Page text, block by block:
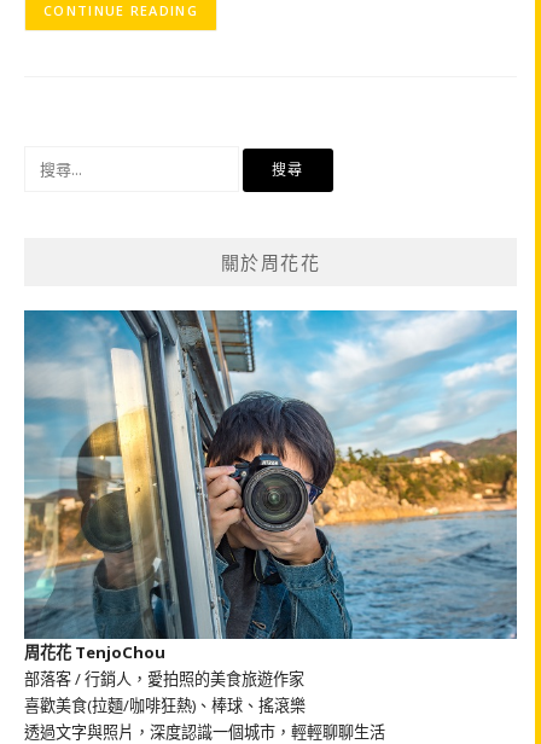
CONTINUE READING
關於周花花
周花花 TenjoChou
部落客 / 行銷人，愛拍照的美食旅遊作家
喜歡美食(拉麵/咖啡狂熱)、棒球、搖滾樂
透過文字與照片，深度認識一個城市，輕輕聊聊生活